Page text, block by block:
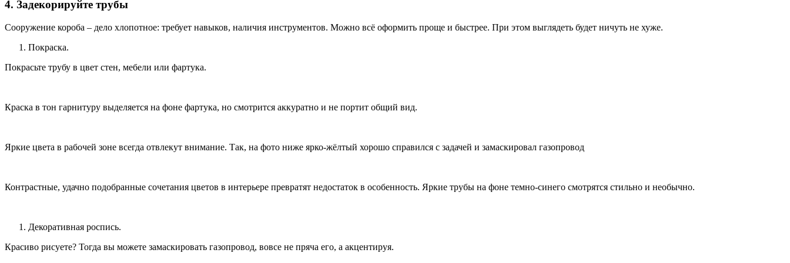
4. Задекорируйте трубы
Сооружение короба – дело хлопотное: требует навыков, наличия инструментов. Можно всё оформить проще и быстрее. При этом выглядеть будет ничуть не хуже.
Покраска.
Покрасьте трубу в цвет стен, мебели или фартука.
Краска в тон гарнитуру выделяется на фоне фартука, но смотрится аккуратно и не портит общий вид.
Яркие цвета в рабочей зоне всегда отвлекут внимание. Так, на фото ниже ярко-жёлтый хорошо справился с задачей и замаскировал газопровод
Контрастные, удачно подобранные сочетания цветов в интерьере превратят недостаток в особенность. Яркие трубы на фоне темно-синего смотрятся стильно и необычно.
Декоративная роспись.
Красиво рисуете? Тогда вы можете замаскировать газопровод, вовсе не пряча его, а акцентируя.